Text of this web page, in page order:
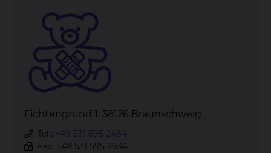
Fichtengrund 1, 38126 Braunschweig
Tel.: +49 531 595 2484
Fax: +49 531 595 2934